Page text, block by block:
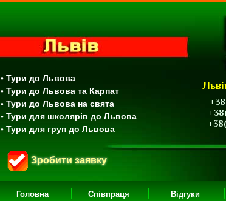
• Тури до Львова
• Тури до Львова та Карпат
• Тури до Львова на свята
• Тури для школярів до Львова
• Тури для груп до Львова
Зробити заявку
Головна Співпраця Відгуки